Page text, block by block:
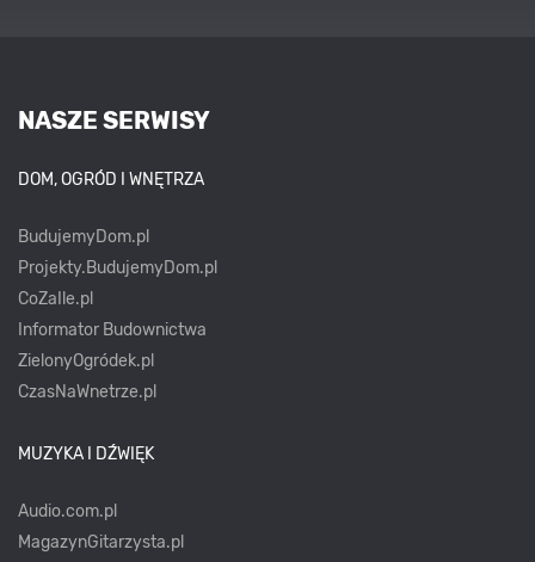
NASZE SERWISY
DOM, OGRÓD I WNĘTRZA
BudujemyDom.pl
Projekty.BudujemyDom.pl
CoZaIle.pl
Informator Budownictwa
ZielonyOgródek.pl
CzasNaWnetrze.pl
MUZYKA I DŹWIĘK
Audio.com.pl
MagazynGitarzysta.pl